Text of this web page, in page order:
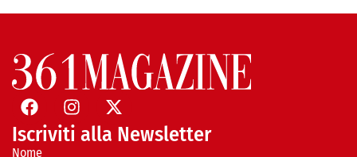
Iscriviti alla Newsletter
Nome